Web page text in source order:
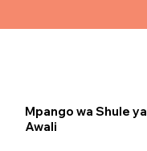
Mpango wa Shule ya
Awali